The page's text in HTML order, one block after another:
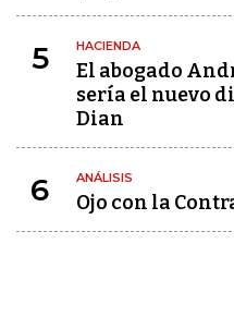
5 HACIENDA
El abogado
sería el nuevo
Dian
6 ANÁLISIS
Ojo con la